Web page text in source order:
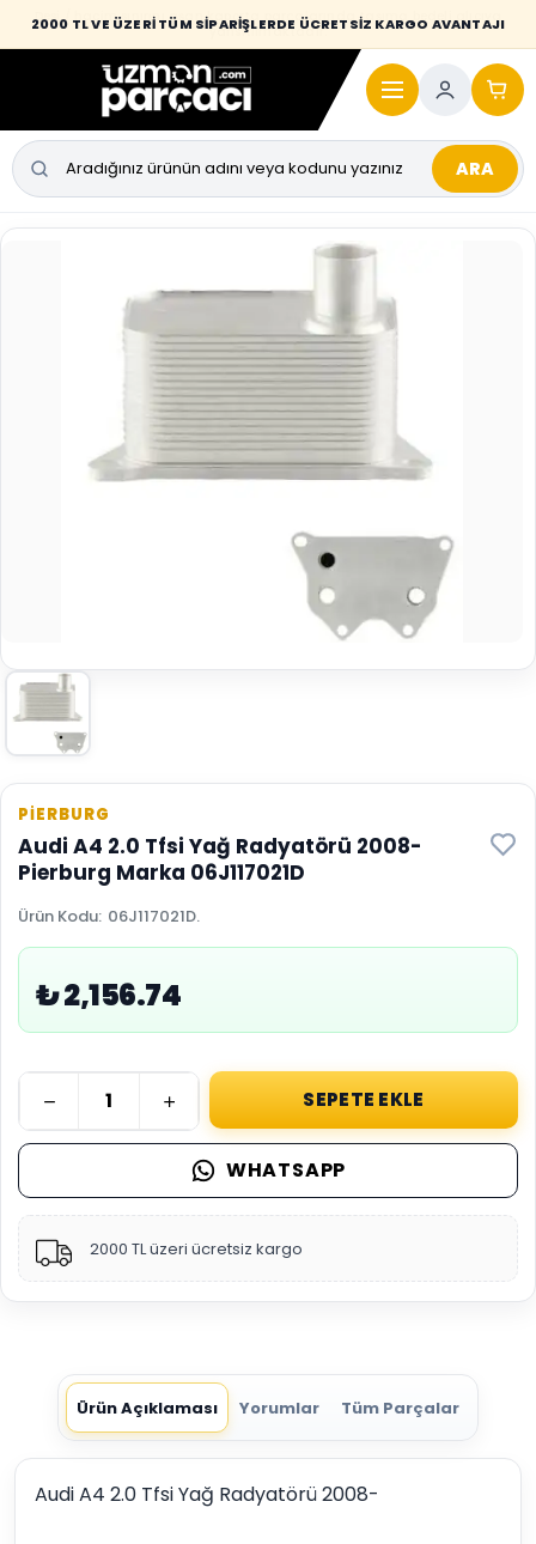
2000 TL VE ÜZERİ TÜM SİPARİŞLERDE ÜCRETSİZ KARGO AVANTAJI
Desi / hacim sınırını aşan kaporta parçalarında taşıma bedeli alıcıya
yansıtılmaktadır.
ARA
PİERBURG
Audi A4 2.0 Tfsi Yağ Radyatörü 2008-
Pierburg Marka 06J117021D
Ürün Kodu: 06J117021D.
₺ 2,156.74
SEPETE EKLE
WHATSAPP
2000 TL üzeri ücretsiz kargo
Ürün Açıklaması Yorumlar Tüm Parçalar
Audi A4 2.0 Tfsi Yağ Radyatörü 2008-